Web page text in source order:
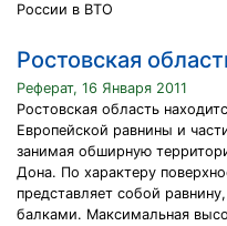
России в ВТО
Ростовская
Реферат, 16 Января 2011
Ростовская область
Европейской равнины и
занимая обширную
Дона. По характеру
представляет собой
балками. Максимальная